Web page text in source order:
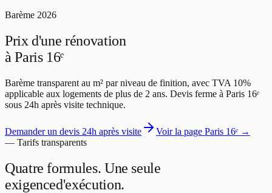
Barème 2026
Prix d'une rénovation
àParis 16ᵉ
Barème transparent au m² par niveau de finition, avec TVA 10%
applicable aux logements de plus de 2 ans. Devis ferme à Paris 16ᵉ
sous 24h après visite technique.
Demander un devis 24h après visite Voir la page Paris 16ᵉ →
— Tarifs transparents
Quatre formules. Une seule
exigenced'exécution.